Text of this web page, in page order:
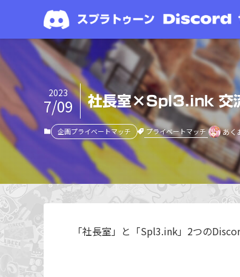
社長室×Spl3.ink 交
2023
7/09
企画プライベートマッチ プライベートマッチ あく
「社長室」と「Spl3.ink」2つの